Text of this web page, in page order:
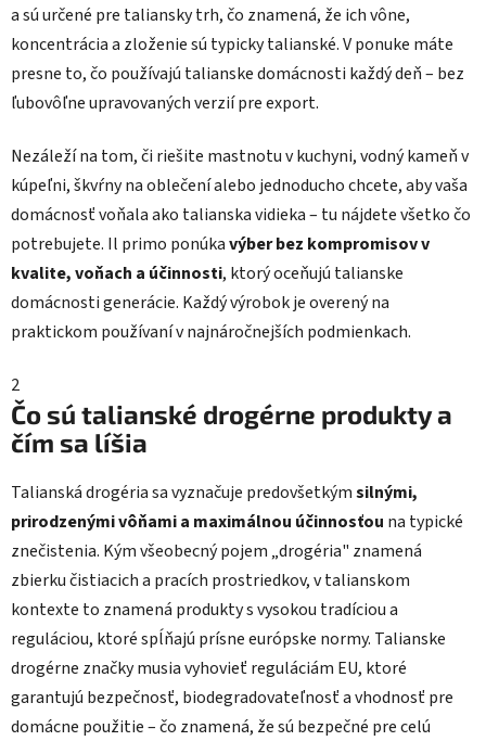
a sú určené pre taliansky trh, čo znamená, že ich vône,
koncentrácia a zloženie sú typicky talianské. V ponuke máte
presne to, čo používajú talianske domácnosti každý deň – bez
ľubovôľne upravovaných verzií pre export.
Nezáleží na tom, či riešite mastnotu v kuchyni, vodný kameň v
kúpeľni, škvŕny na oblečení alebo jednoducho chcete, aby vaša
domácnosť voňala ako talianska vidieka – tu nájdete všetko čo
potrebujete. Il primo ponúkavýber bez kompromisov v
kvalite, voňach a účinnosti, ktorý oceňujú talianske
domácnosti generácie. Každý výrobok je overený na
praktickom používaní v najnáročnejších podmienkach.
2
Čo sú talianské drogérne produkty a
čím sa líšia
Talianská drogéria sa vyznačuje predovšetkýmsilnými,
prirodzenými vôňami a maximálnou účinnosťou na typické
znečistenia. Kým všeobecný pojem „drogéria" znamená
zbierku čistiacich a pracích prostriedkov, v talianskom
kontexte to znamená produkty s vysokou tradíciou a
reguláciou, ktoré spĺňajú prísne európske normy. Talianske
drogérne značky musia vyhovieť reguláciám EU, ktoré
garantujú bezpečnosť, biodegradovateľnosť a vhodnosť pre
domácne použitie – čo znamená, že sú bezpečné pre celú